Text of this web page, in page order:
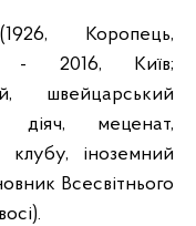
(1926, Коропець,
- 2016, Київ;
швейцарський
діяч, меценат,
клубу, іноземний
Всесвітнього